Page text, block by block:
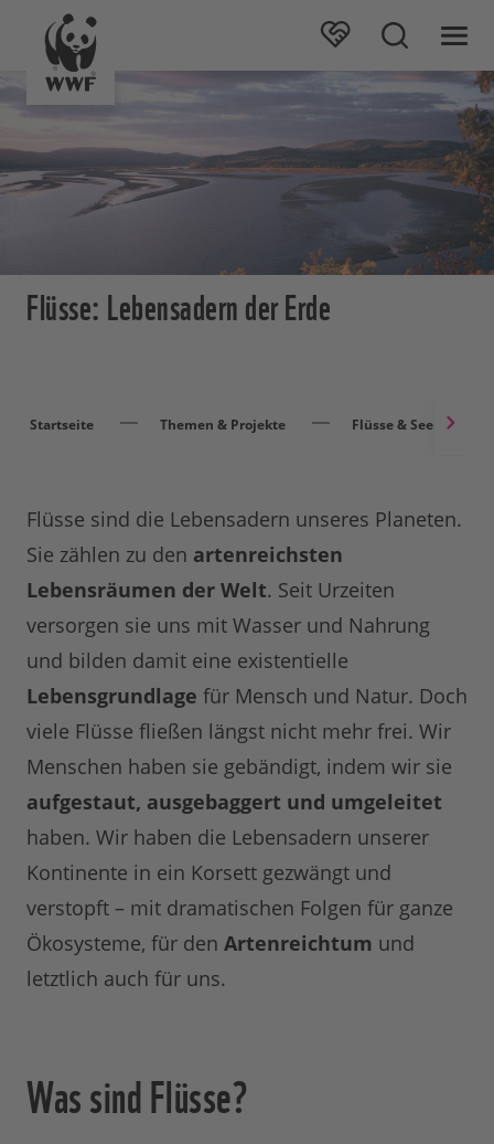
Flüsse: Lebensadern der Erde
Startseite Themen & Projekte Flüsse & Seen
Flüsse sind die Lebensadern unseres Planeten.
Sie zählen zu den artenreichsten
Lebensräumen der Welt. Seit Urzeiten
versorgen sie uns mit Wasser und Nahrung
und bilden damit eine existentielle
Lebensgrundlage für Mensch und Natur. Doch
viele Flüsse fließen längst nicht mehr frei. Wir
Menschen haben sie gebändigt, indem wir sie
aufgestaut, ausgebaggert und umgeleitet
haben. Wir haben die Lebensadern unserer
Kontinente in ein Korsett gezwängt und
verstopft – mit dramatischen Folgen für ganze
Ökosysteme, für den Artenreichtum und
letztlich auch für uns.
Was sind Flüsse?